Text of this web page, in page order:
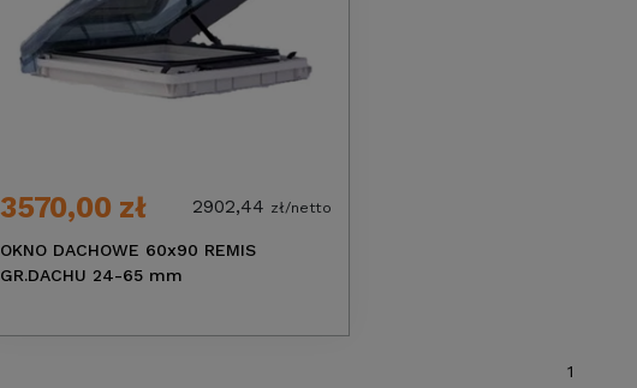
3570,00 zł 2902,44 zł/netto
OKNO DACHOWE 60x90 REMIS
GR.DACHU 24-65 mm
1